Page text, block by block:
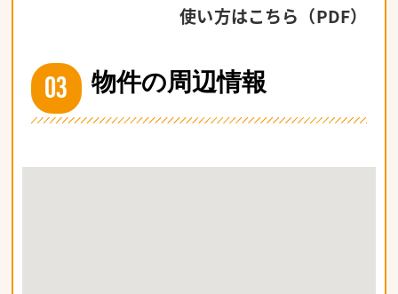
使い方はこちら（PDF）
03 物件の周辺情報